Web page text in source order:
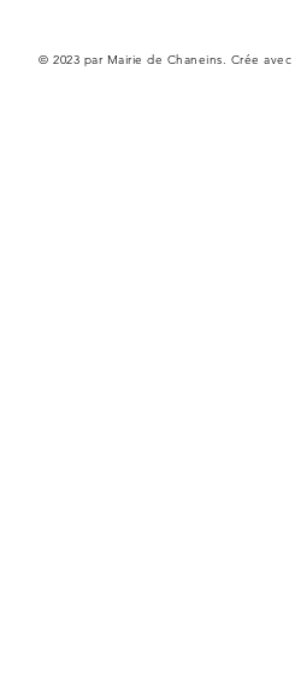
© 2023 par Mairie de Chaneins. Crée avec